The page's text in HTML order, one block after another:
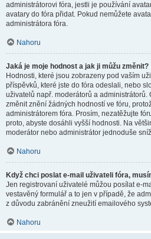
administrátorovi fóra, jestli je používání
avatary do fóra přidat. Pokud nemůžete
administrátora fóra.
Nahoru
Jaká je moje hodnost a jak ji můžu změnit?
Hodnosti, které jsou zobrazeny pod vaším
příspěvků, které jste do fóra odeslali, nebo
uživatelů např. moderátorů a administrátorů.
změnit znění žádných hodností ve fóru,
administrátorem fóra. Prosím, nezatěžujte
proto, abyste dosáhli vyšší hodnosti. Na
moderátor nebo administrátor jednoduše
Nahoru
Když chci poslat e-mail uživateli fóra,
Jen registrovaní uživatelé můžou posílat e-
vestavěný formulář a to jen v případě, že
z důvodu zabránění zneužití emailového
Nahoru